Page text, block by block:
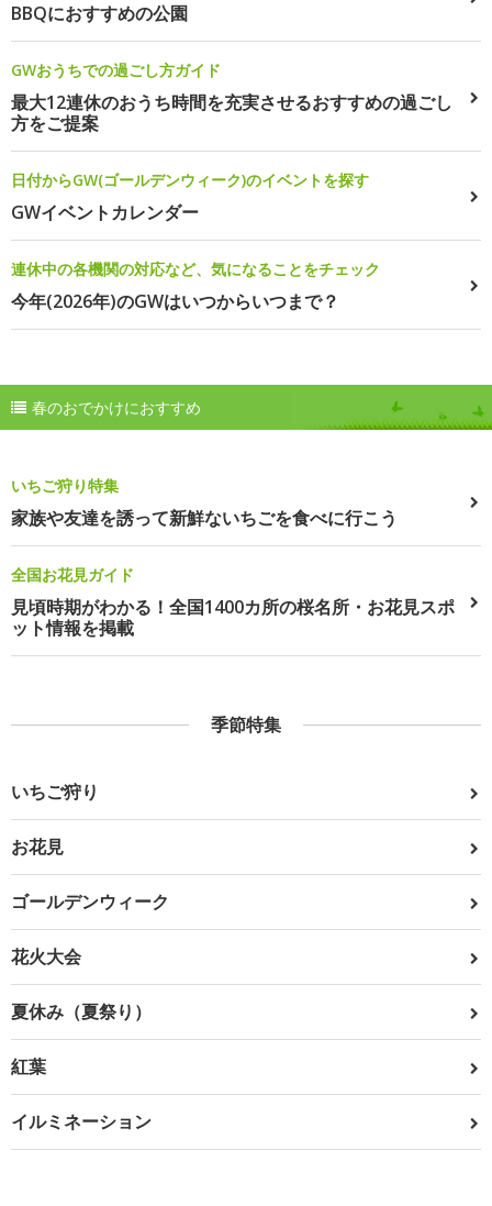
BBQにおすすめの公園
GWおうちでの過ごし方ガイド
最大12連休のおうち時間を充実させるおすすめの過ごし
方をご提案
日付からGW(ゴールデンウィーク)のイベントを探す
GWイベントカレンダー
連休中の各機関の対応など、気になることをチェック
今年(2026年)のGWはいつからいつまで？
春のおでかけにおすすめ
いちご狩り特集
家族や友達を誘って新鮮ないちごを食べに行こう
全国お花見ガイド
見頃時期がわかる！全国1400カ所の桜名所・お花見スポ
ット情報を掲載
季節特集
いちご狩り
お花見
ゴールデンウィーク
花火大会
夏休み（夏祭り）
紅葉
イルミネーション